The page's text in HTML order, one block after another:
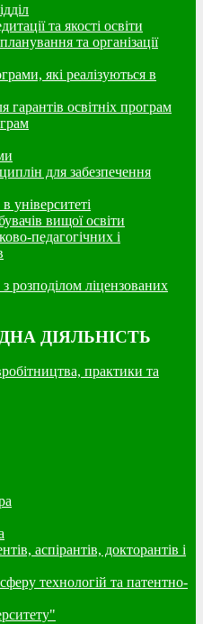
та якості освіти
та організації
які реалізуються в
гарантів освітніх програм
для забезпечення
університеті
вищої освіти
педагогічних і
розподілoм ліцензoваних
ДІЯЛЬНІСТЬ
практики та
аспірантів, докторантів і
технологій та патентно-